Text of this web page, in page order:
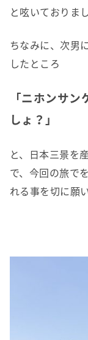
と呟いておりま
ちなみに、次男
したところ
「ニホンサ
しょ？」
と、日本三景を
で、今回の旅で
れる事を切に願